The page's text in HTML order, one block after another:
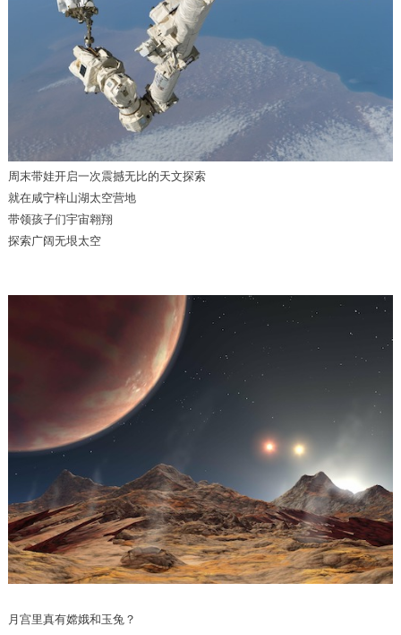
周末带娃开启一次震撼无比的天文探索
就在咸宁梓山湖太空营地
带领孩子们宇宙翱翔
探索广阔无垠太空
月宫里真有嫦娥和玉兔？